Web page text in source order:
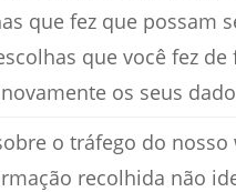
que fez que possam
que você fez
os seus
o tráfego do
recolhida não